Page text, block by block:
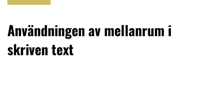
Användningen av mellanrum i
skriven text